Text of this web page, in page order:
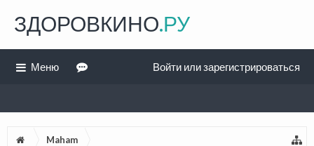
Maham
ЗДОРОВКИНО.РУ
Меню Войти или зарегистрироваться